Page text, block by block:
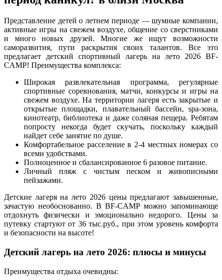
Представление детей о летнем периоде — шумные компании,
активные игры на свежем воздухе, общение со сверстниками
и много новых друзей. Многие же ищут возможности
саморазвития, пути раскрытия своих талантов. Все это
предлагает детский спортивный лагерь на лето 2026 BF-
CAMP! Преимущества комплекса:
Широкая развлекательная программа, регулярные
спортивные соревнования, матчи, конкурсы и игры на
свежем воздухе. На территории лагеря есть закрытые и
открытые площадки, плавательный бассейн, spa-зона,
кинотеатр, библиотека и даже соляная пещера. Ребятам
попросту некогда будет скучать, поскольку каждый
найдет себе занятие по душе.
Комфортабельное расселение в 2-4 местных номерах со
всеми удобствами.
Полноценное и сбалансированное 6 разовое питание.
Личный пляж с чистым песком и живописными
пейзажами.
Детские лагеря на лето 2026 цены предлагают завышенные,
зачастую необоснованно. В BF-CAMP можно запоминающе
отдохнуть физически и эмоционально недорого. Цены за
путевку стартуют от 36 тыс.руб., при этом уровень комфорта
и безопасности на высоте!
Детский лагерь на лето 2026: плюсы и минусы
Преимущества отдыха очевидны: